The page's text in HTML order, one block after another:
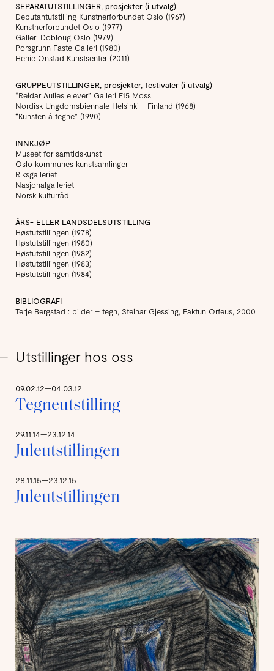
SEPARATUTSTILLINGER, prosjekter (i utvalg)
Debutantutstilling Kunstnerforbundet Oslo (1967)
Kunstnerforbundet Oslo (1977)
Galleri Dobloug Oslo (1979)
Porsgrunn Faste Galleri (1980)
Henie Onstad Kunstsenter (2011)
GRUPPEUTSTILLINGER, prosjekter, festivaler (i utvalg)
“Reidar Aulies elever” Galleri F15 Moss
Nordisk Ungdomsbiennale Helsinki - Finland (1968)
“Kunsten å tegne” (1990)
INNKJØP
Museet for samtidskunst
Oslo kommunes kunstsamlinger
Riksgalleriet
Nasjonalgalleriet
Norsk kulturråd
ÅRS- ELLER LANDSDELSUTSTILLING
Høstutstillingen (1978)
Høstutstillingen (1980)
Høstutstillingen (1982)
Høstutstillingen (1983)
Høstutstillingen (1984)
BIBLIOGRAFI
Terje Bergstad : bilder – tegn, Steinar Gjessing, Faktun Orfeus, 2000
Utstillinger hos oss
09.02.12—04.03.12
Tegneutstilling
29.11.14—23.12.14
Juleutstillingen
28.11.15—23.12.15
Juleutstillingen